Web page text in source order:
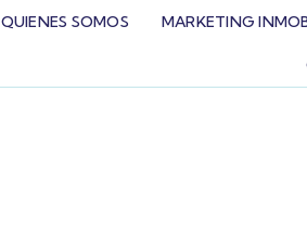
QUIENES SOMOS MARKETING